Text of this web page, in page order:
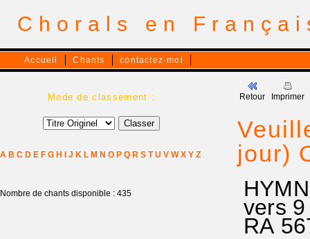
Chorals en
Accueil Chants contactez-moi
Mode de classement :
A B C D E F G H J K L M N O P Q R S T U V W X Y Z
Nombre de chants disponible : 435
Retour Imprimer
jour)
vers
RA